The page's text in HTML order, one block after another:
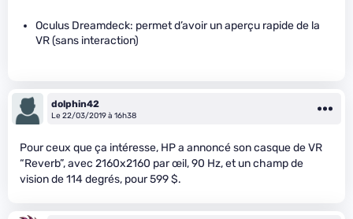
Oculus Dreamdeck: permet d’avoir un aperçu rapide de la
VR (sans interaction)
dolphin42
Le 22/03/2019 à 16h38
Pour ceux que ça intéresse, HP a annoncé son casque de VR
“Reverb”, avec 2160x2160 par œil, 90 Hz, et un champ de
vision de 114 degrés, pour 599 $.